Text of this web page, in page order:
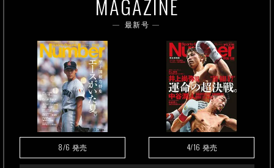
MAGAZINE
最新号
8/6 発売 4/16 発売